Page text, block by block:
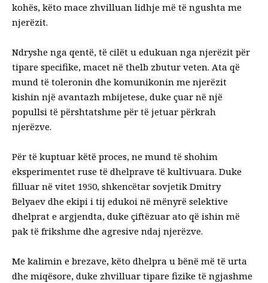
kohës, këto mace zhvilluan lidhje më të ngushta me
njerëzit.
Ndryshe nga qentë, të cilët u edukuan nga njerëzit për
tipare specifike, macet në thelb zbutur veten. Ata që
mund të toleronin dhe komunikonin me njerëzit
kishin një avantazh mbijetese, duke çuar në një
popullsi të përshtatshme për të jetuar përkrah
njerëzve.
Për të kuptuar këtë proces, ne mund të shohim
eksperimentet ruse të dhelprave të kultivuara. Duke
filluar në vitet 1950, shkencëtar sovjetik Dmitry
Belyaev dhe ekipi i tij edukoi në mënyrë selektive
dhelprat e argjendta, duke çiftëzuar ato që ishin më
pak të frikshme dhe agresive ndaj njerëzve.
Me kalimin e brezave, këto dhelpra u bënë më të urta
dhe miqësore, duke zhvilluar tipare fizike të ngjashme